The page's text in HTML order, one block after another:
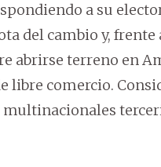
a su
del cambio y,
abrirse terreno en
libre comercio.